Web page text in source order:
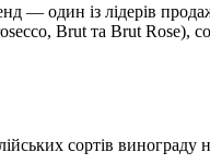
— один із лідерів
Brut та Brut Rose),
сортів винограду